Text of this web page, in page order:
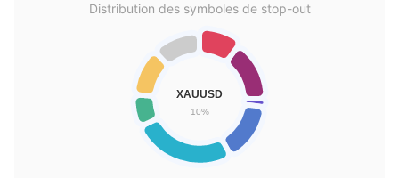
Distribution des symboles de stop-out